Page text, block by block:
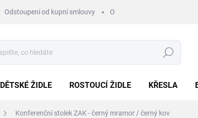
Odstoupení od kupní smlouvy Obchodní podmínky
Hledat
DĚTSKÉ ŽIDLE ROSTOUCÍ ŽIDLE KŘESLA
Konferenční stolek ZAK - černý mramor / černý kov